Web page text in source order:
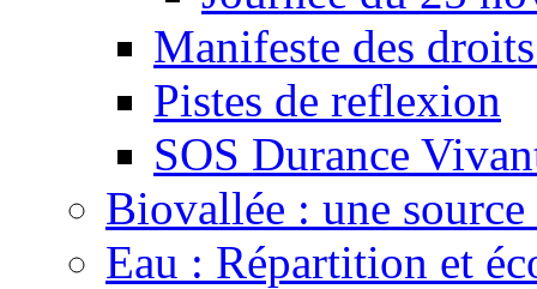
Manifeste des
Pistes de reflexion
SOS Durance
Biovallée : une
Eau : Répartition et